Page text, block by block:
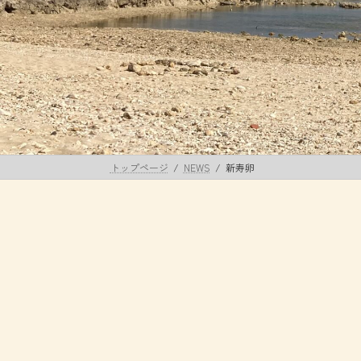
トップページ NEWS 新寿卵